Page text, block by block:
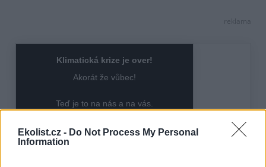
Ekolist.cz - Do Not Process My Personal
Information
reklama